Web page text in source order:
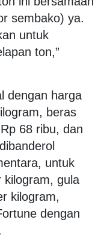
sembako) ya.
untuk
ton,”
dengan harga
beras
68 ribu, dan
untuk
kilogram, gula
kilogram,
dengan